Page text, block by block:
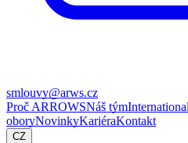
smlouvy@arws.cz
Proč ARROWSNáš týmInternational
oboryNovinkyKariéraKontakt
CZ